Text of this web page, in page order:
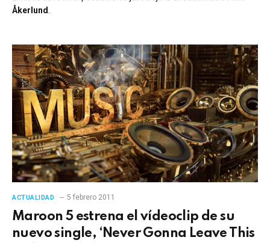
Åkerlund
ACTUALIDAD 5 febrero 2011
Maroon 5 estrena el vídeoclip de su
nuevo single, ‘Never Gonna Leave This